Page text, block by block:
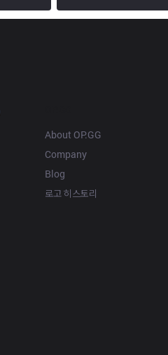
About OP.GG
Company
Blog
로고 히스토리